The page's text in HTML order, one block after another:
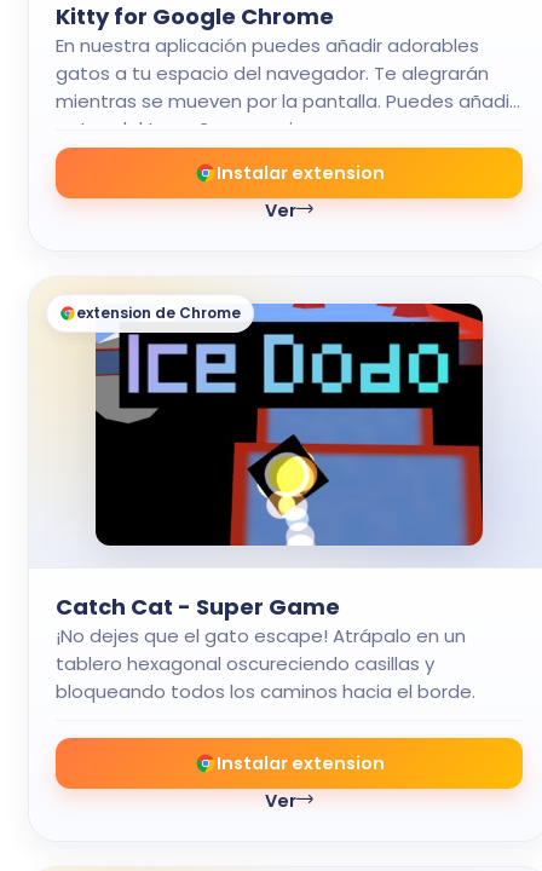
Kitty for Google Chrome
En nuestra aplicación puedes añadir adorables
gatos a tu espacio del navegador. Te alegrarán
mientras se mueven por la pantalla. Puedes añadir
gatos del tamaño que quieras.
Instalar extension
Ver
extension de Chrome
Catch Cat - Super Game
¡No dejes que el gato escape! Atrápalo en un
tablero hexagonal oscureciendo casillas y
bloqueando todos los caminos hacia el borde.
Instalar extension
Ver